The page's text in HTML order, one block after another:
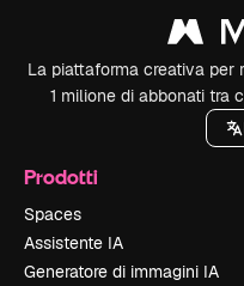
La piattaforma creativa per
1 milione di abbonati tra
Prodotti
Spaces
Assistente IA
Generatore di immagini IA